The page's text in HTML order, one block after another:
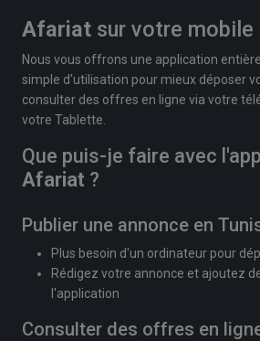
Afariat sur votre mobile
Nous vous offrons une application
simple d'utilisation pour mieux déposer
consulter des offres en ligne via votre
votre Tablette.
Que puis-je faire avec
Afariat ?
Publier une annonce en
Plus besoin d'un ordinateur pour
Rédigez votre annonce et ajoutez
l'application
Consulter des offres en